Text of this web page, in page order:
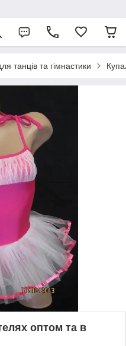
танців та гімнастики
оптом та в